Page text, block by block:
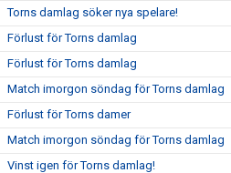
Torns damlag söker nya spelare!
Förlust för Torns damlag
Förlust för Torns damlag
Match imorgon söndag för Torns damlag
Förlust för Torns damer
Match imorgon söndag för Torns damlag
Vinst igen för Torns damlag!